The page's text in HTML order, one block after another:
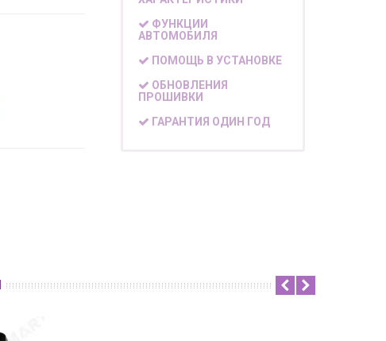
ФУНКЦИИ
АВТОМОБИЛЯ
ПОМОЩЬ В УСТАНОВКЕ
ОБНОВЛЕНИЯ
ПРОШИВКИ
ГАРАНТИЯ ОДИН ГОД